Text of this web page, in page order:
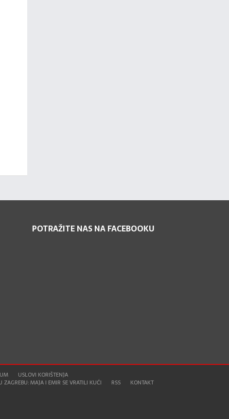
POTRAŽITE NAS NA FACEBOOKU
USLOVI KORIŠTENJA
ZAGREBU: MAJA I EMIR SE VRATILI KUĆI
RSS KONTAKT